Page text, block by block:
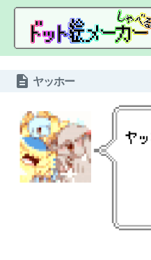
description ヤッホー